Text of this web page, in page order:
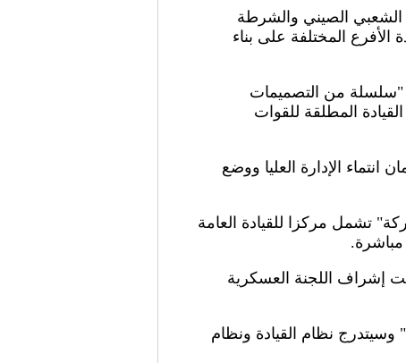
الشعبي الصيني والشرطة
المختلفة على بناء
من التصميمات
المطلقة للقوات
الإدارة العليا ووضع
تشمل مركزا للقيادة العامة
مباشرة.
إشراف اللجنة العسكرية
وسيتدرج نظام القيادة ونظام